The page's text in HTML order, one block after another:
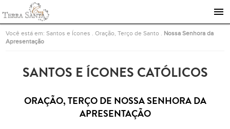
Ir para a página inicial
Você está em:Santos e Ícones .Oração, Terço de Santo
Nossa Senhora da
Apresentação
SANTOS E ÍCONES CATÓLICOS
ORAÇÃO, TERÇO DE NOSSA SENHORA DA
APRESENTAÇÃO